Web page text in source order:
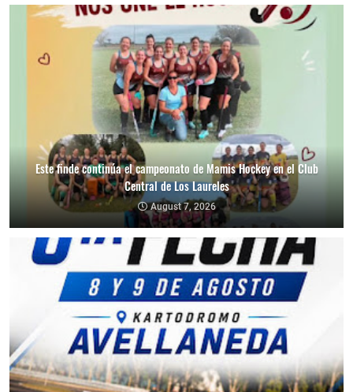
Este finde continúa el campeonato de Mamis Hockey en el Club
Central de Los Laureles
August 7, 2026